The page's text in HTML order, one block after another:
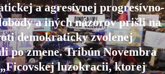
a agresívnej progresívno-
a iných názorov prišli na
demokraticky zvolenej
po zmene. Tribún Novembra
luzokracii, ktorej